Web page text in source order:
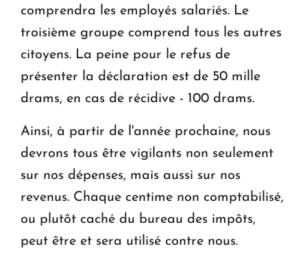
comprendra les employés salariés. Le
troisième groupe comprend tous les autres
citoyens. La peine pour le refus de
présenter la déclaration est de 50 mille
drams, en cas de récidive - 100 drams.
Ainsi, à partir de l'année prochaine, nous
devrons tous être vigilants non seulement
sur nos dépenses, mais aussi sur nos
revenus. Chaque centime non comptabilisé,
ou plutôt caché du bureau des impôts,
peut être et sera utilisé contre nous.